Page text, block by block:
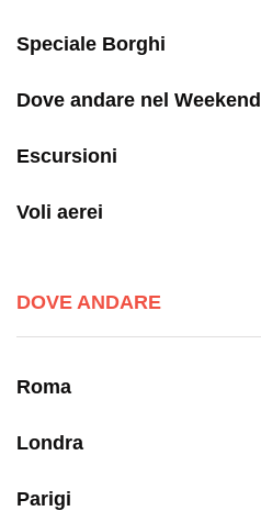
Speciale Borghi
Dove andare nel Weekend
Escursioni
Voli aerei
DOVE ANDARE
Roma
Londra
Parigi